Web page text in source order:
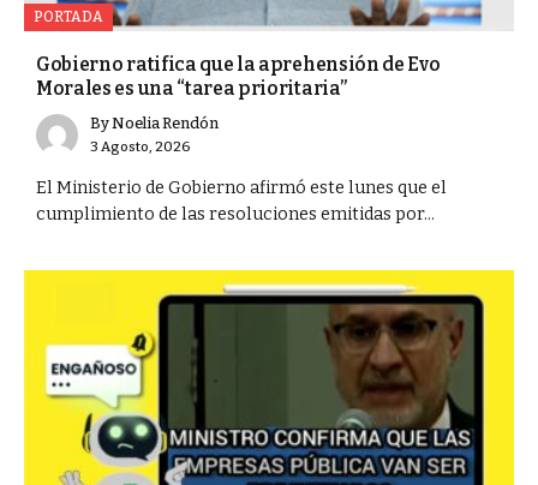
PORTADA
Gobierno ratifica que la aprehensión de Evo
Morales es una “tarea prioritaria”
ByNoelia Rendón
3 Agosto, 2026
El Ministerio de Gobierno afirmó este lunes que el
cumplimiento de las resoluciones emitidas por...